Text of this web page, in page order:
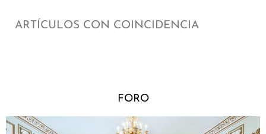
ARTÍCULOS CON COINCIDENCIA
FORO